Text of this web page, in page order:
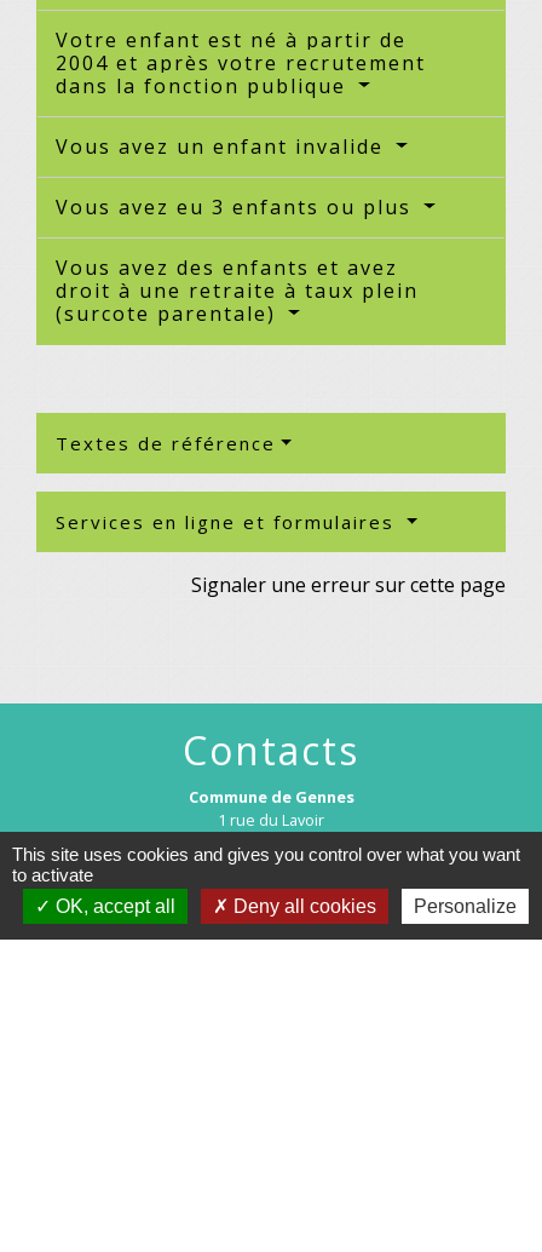
Votre enfant est né à partir de
2004 et après votre recrutement
dans la fonction publique
Vous avez un enfant invalide
Vous avez eu 3 enfants ou plus
Vous avez des enfants et avez
droit à une retraite à taux plein
(surcote parentale)
Textes de référence
Services en ligne et formulaires
Signaler une erreur sur cette page
Contacts
Commune de Gennes
1 rue du Lavoir
+33 3 81 55 75 32
Contact par formulaire
This site uses cookies and gives you control over what you want
to activate
OK, accept all
Deny all cookies Personalize